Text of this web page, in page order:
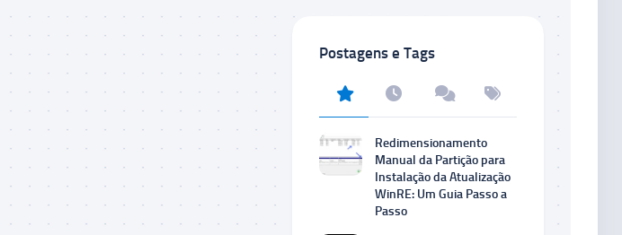
Postagens e Tags
Redimensionamento
Manual da Partição para
Instalação da Atualização
WinRE: Um Guia Passo a
Passo